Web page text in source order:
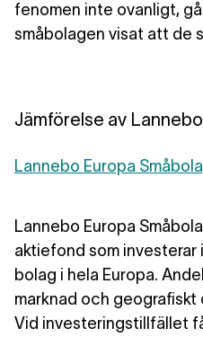
fenomen inte ovanligt,
småbolagen visat att de
Jämförelse av
Lannebo Europa
Lannebo Europa
aktiefond som investerar
bolag i hela Europa.
marknad och geografiskt
Vid investeringstillfället